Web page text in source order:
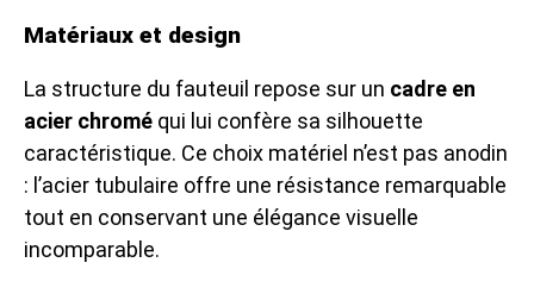
Matériaux et design
La structure du fauteuil repose sur un cadre en
acier chromé qui lui confère sa silhouette
caractéristique. Ce choix matériel n’est pas anodin
: l’acier tubulaire offre une résistance remarquable
tout en conservant une élégance visuelle
incomparable.